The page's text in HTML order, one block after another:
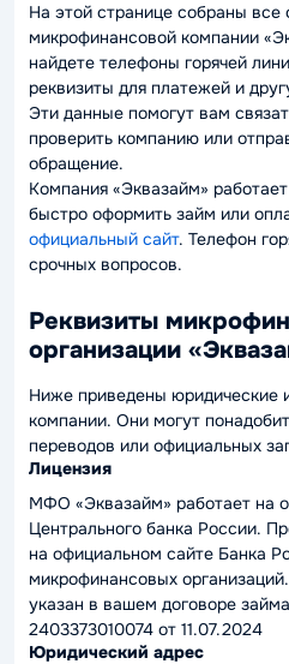
На этой странице собраны
микрофинансовой компании
найдете телефоны горячей
реквизиты для платежей и
Эти данные помогут вам
проверить компанию или
обращение.
Компания «Эквазайм»
быстро оформить займ или
официальный сайт. Телефон
срочных вопросов.
Реквизиты
организации
Ниже приведены юридические
компании. Они могут
переводов или официальных
Лицензия
МФО «Эквазайм» работает на
Центрального банка России.
на официальном сайте Банка
микрофинансовых
указан в вашем договоре
2403373010074 от 11.07.2024
Юридический адрес